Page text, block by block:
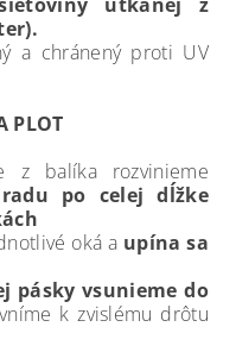
a chránený proti UV
PLOT
z balíka rozvinieme
po celej dĺžke
oká a upína sa
pásky vsunieme do
k zvislému drôtu